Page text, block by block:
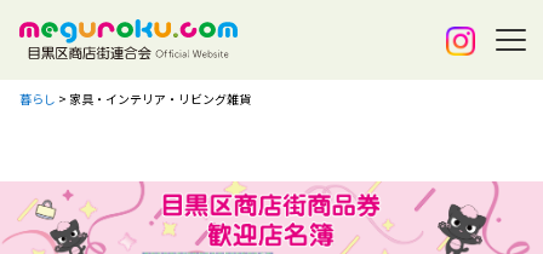
暮らし > 家具・インテリア・リビング雑貨